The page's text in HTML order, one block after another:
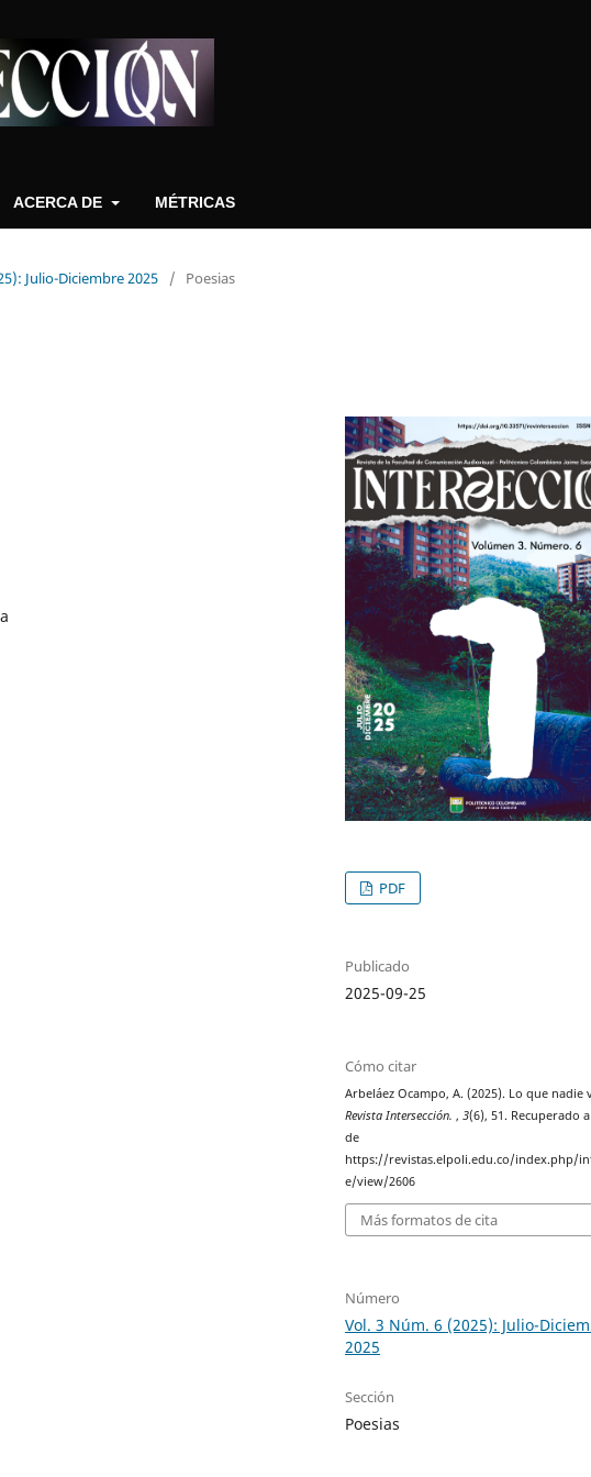
ACERCA DE MÉTRICAS
Julio-Diciembre 2025 / Poesias
PDF
Publicado
2025-09-25
Cómo citar
Arbeláez Ocampo, A. (2025). Lo que nadie
Revista Intersección. ,3(6), 51. Recuperado
de
https://revistas.elpoli.edu.co/index.php/
e/view/2606
Más formatos de cita
Número
Vol. 3 Núm. 6 (2025): Julio-
2025
Sección
Poesias